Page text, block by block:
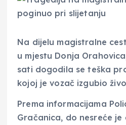
Na dijelu magistralne
u mjestu Donja
sati dogodila se teška
kojoj je vozač izgubio
Prema informacijama
Gračanica, do nesreće